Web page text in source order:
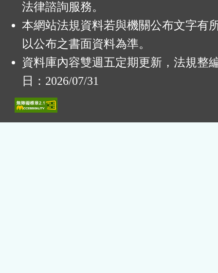
法律諮詢服務。
本網站法規資料若與機關公布文字有
以公布之書面資料為準。
資料庫內容雙週五定期更新，法規整
日：2026/07/31